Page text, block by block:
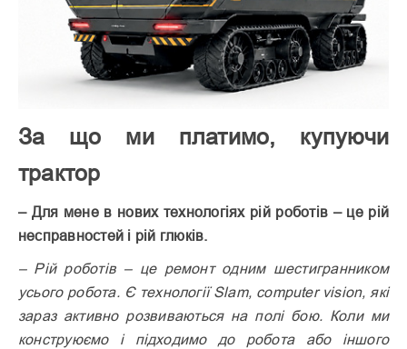
За що ми платимо, купуючи
трактор
– Для мене в нових технологіях рій роботів – це рій
несправностей і рій глюків.
– Рій роботів – це ремонт одним шестигранником
усього робота. Є технології Slam, computer vision, які
зараз активно розвиваються на полі бою. Коли ми
конструюємо і підходимо до робота або іншого